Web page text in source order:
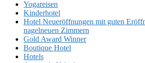
Yogareisen
Kinderhotel
Hotel Neueröffnungen mit guten
nagelneuen Zimmern
Gold Award Winner
Boutique Hotel
Hotels